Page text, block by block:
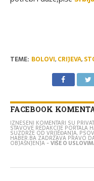
TEME: BOLOVI, CRIJEVA,
FACEBOOK
IZNESENI KOMENTARI SU
STAVOVE REDAKCIJE PORTALA
SUZDRŽE OD VRIJEĐANJA,
HABER.BA ZADRŽAVA PRAVO
OBJAŠNJENJA -VIŠE O